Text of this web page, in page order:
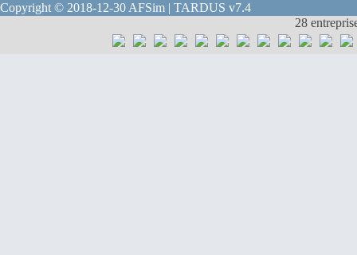
Copyright © 2018-12-30 AFSim | TARDUS v7.4
28